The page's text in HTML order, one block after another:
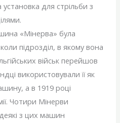
для стрільби з
«Мінерва» була
підрозділ, в якому вона
військ перейшов
використовували її як
а в 1919 році
Чотири Мінерви
з цих машин